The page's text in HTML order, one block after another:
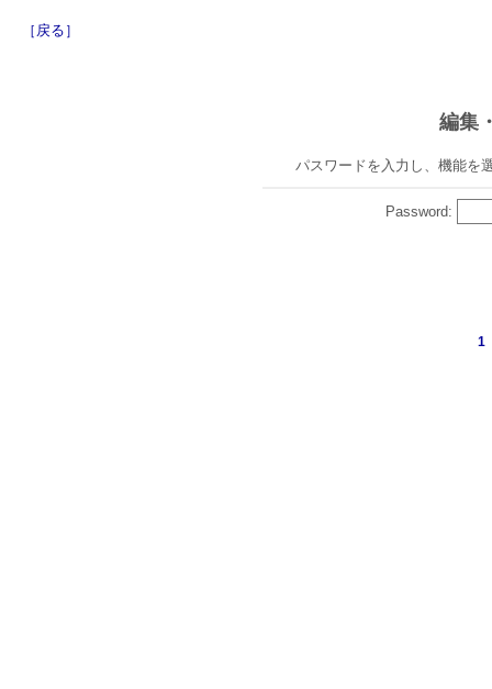
［戻る］
編集
パスワードを入力し、機能を
Password:
1